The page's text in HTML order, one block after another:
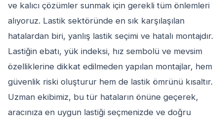
ve kalıcı çözümler sunmak için gerekli tüm önlemleri
alıyoruz. Lastik sektöründe en sık karşılaşılan
hatalardan biri, yanlış lastik seçimi ve hatalı montajdır.
Lastiğin ebatı, yük indeksi, hız sembolü ve mevsim
özelliklerine dikkat edilmeden yapılan montajlar, hem
güvenlik riski oluşturur hem de lastik ömrünü kısaltır.
Uzman ekibimiz, bu tür hataların önüne geçerek,
aracınıza en uygun lastiği seçmenizde ve doğru